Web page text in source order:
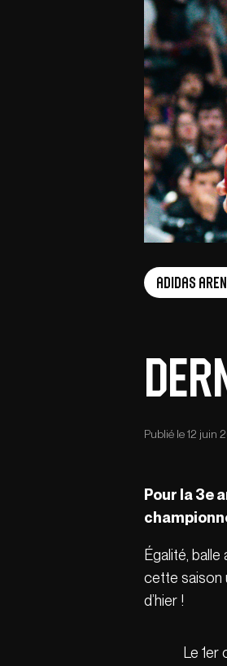
Offres Grand Public
adidas
Publié le 12 juin
Pour la 3e
Égalité,
cette saison
d’hier !
Le